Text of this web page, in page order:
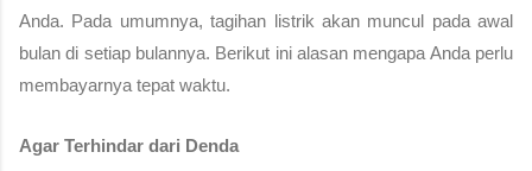
Anda. Pada umumnya, tagihan listrik akan muncul pada awal
bulan di setiap bulannya. Berikut ini alasan mengapa Anda perlu
membayarnya tepat waktu.
Agar Terhindar dari Denda